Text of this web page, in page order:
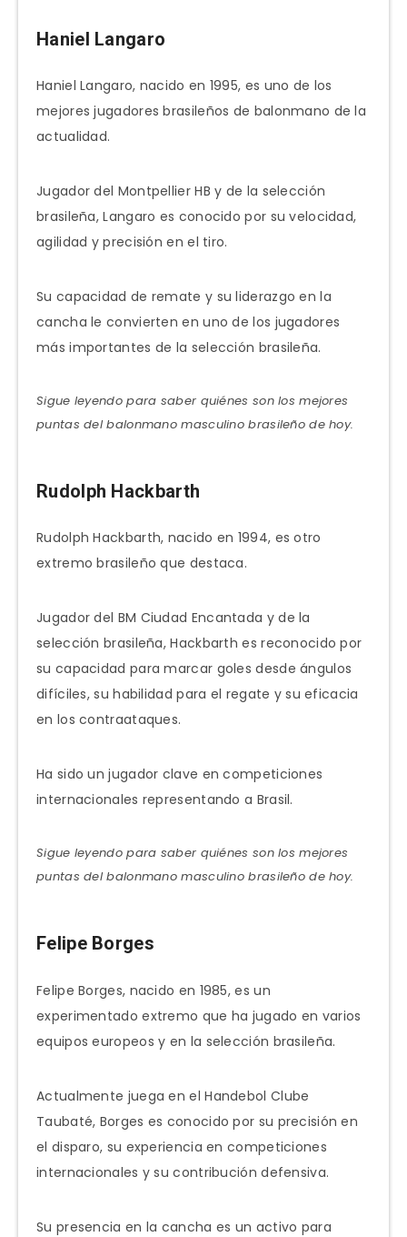
Haniel Langaro
Haniel Langaro, nacido en 1995, es uno de los
mejores jugadores brasileños de balonmano de la
actualidad.
Jugador del Montpellier HB y de la selección
brasileña, Langaro es conocido por su velocidad,
agilidad y precisión en el tiro.
Su capacidad de remate y su liderazgo en la
cancha le convierten en uno de los jugadores
más importantes de la selección brasileña.
Sigue leyendo para saber quiénes son los mejores
puntas del balonmano masculino brasileño de hoy.
Rudolph Hackbarth
Rudolph Hackbarth, nacido en 1994, es otro
extremo brasileño que destaca.
Jugador del BM Ciudad Encantada y de la
selección brasileña, Hackbarth es reconocido por
su capacidad para marcar goles desde ángulos
difíciles, su habilidad para el regate y su eficacia
en los contraataques.
Ha sido un jugador clave en competiciones
internacionales representando a Brasil.
Sigue leyendo para saber quiénes son los mejores
puntas del balonmano masculino brasileño de hoy.
Felipe Borges
Felipe Borges, nacido en 1985, es un
experimentado extremo que ha jugado en varios
equipos europeos y en la selección brasileña.
Actualmente juega en el Handebol Clube
Taubaté, Borges es conocido por su precisión en
el disparo, su experiencia en competiciones
internacionales y su contribución defensiva.
Su presencia en la cancha es un activo para